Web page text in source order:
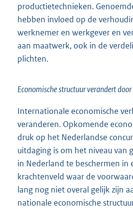
productietechnieken.
hebben invloed op de
werknemer en werkgever en
aan maatwerk, ook in de
plichten.
Economische structuur verandert
Internationale economische
veranderen. Opkomende
druk op het Nederlandse
uitdaging is om het niveau van
in Nederland te beschermen in
krachtenveld waar de
lang nog niet overal gelijk zijn
nationale economische